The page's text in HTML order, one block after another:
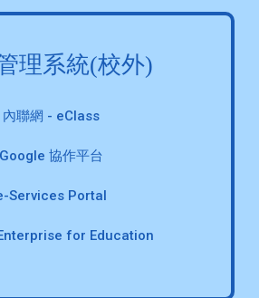
理系統(校外)
內聯網 - eClass
Google 協作平台
Services Portal
for Education